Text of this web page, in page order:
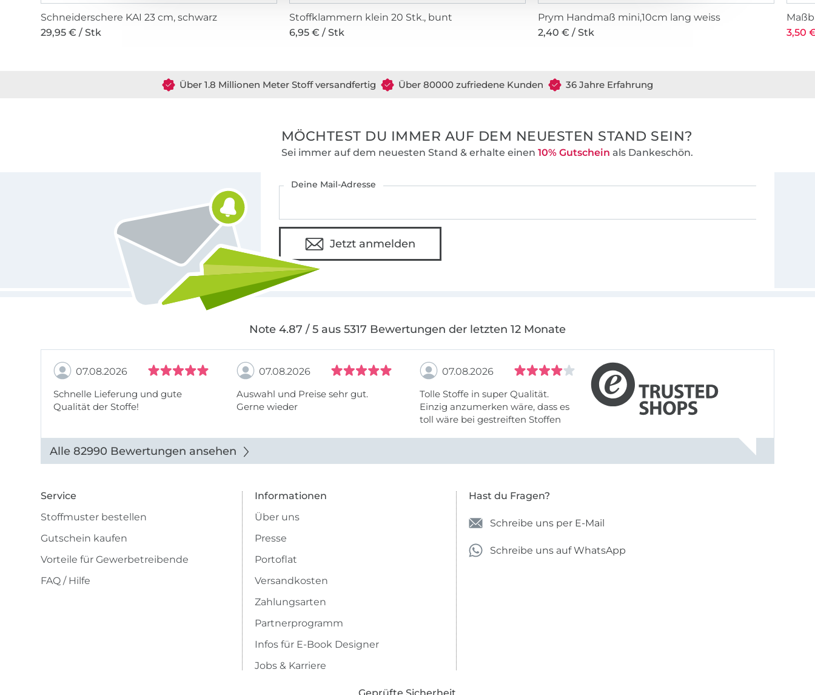
Schneiderschere KAI 23 cm, schwarz
29,95 € / Stk
Stoffklammern klein 20 Stk., bunt
6,95 € / Stk
Prym Handmaß mini,10cm lang weiss
2,40 € / Stk
3,50
Über 1.8 Millionen Meter Stoff versandfertig Über 80000 zufriedene Kunden 36 Jahre Erfahrung
MÖCHTEST DU IMMER AUF DEM NEUESTEN STAND SEIN?
Sei immer auf dem neuesten Stand & erhalte einen 10% Gutschein als Dankeschön.
Deine Mail-Adresse
Jetzt anmelden
Note 4.87 / 5 aus 5317 Bewertungen der letzten 12 Monate
07.08.2026
Schnelle Lieferung und gute
Qualität der Stoffe!
07.08.2026
Auswahl und Preise sehr gut.
Gerne wieder
07.08.2026
Tolle Stoffe in super Qualität.
Einzig anzumerken wäre, dass es
toll wäre bei gestreiften Stoffen
Alle 82990 Bewertungen ansehen
Service
Stoffmuster bestellen
Gutschein kaufen
Vorteile für Gewerbetreibende
FAQ / Hilfe
Informationen
Über uns
Presse
Portoflat
Versandkosten
Zahlungsarten
Partnerprogramm
Infos für E-Book Designer
Jobs & Karriere
Hast du Fragen?
Schreibe uns per E-Mail
Schreibe uns auf WhatsApp